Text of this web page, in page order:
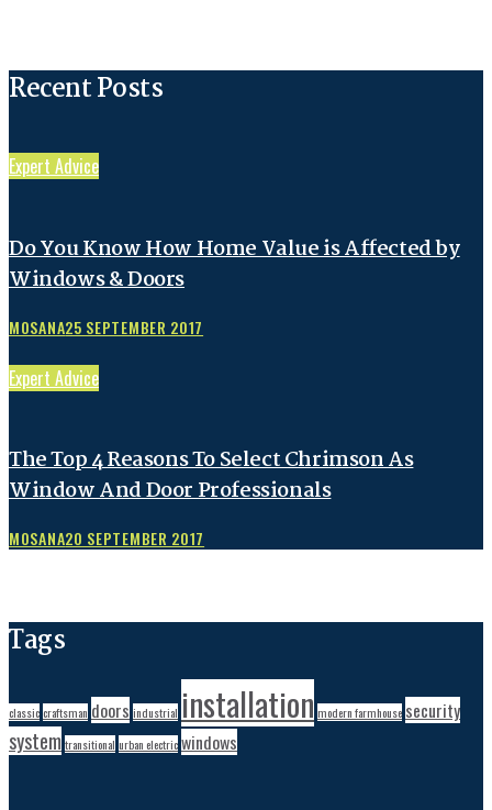
Recent Posts
Expert Advice
Do You Know How Home Value is Affected by
Windows & Doors
MOSANA25 SEPTEMBER 2017
Expert Advice
The Top 4 Reasons To Select Chrimson As
Window And Door Professionals
MOSANA20 SEPTEMBER 2017
Tags
classiccraftsman doors industrial installation modern farmhouse security
system transitional urban electricwindows